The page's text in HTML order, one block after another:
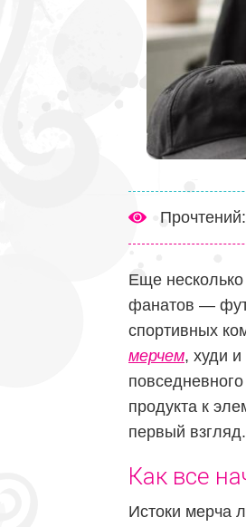
Еще
фанатов —
спортивных
мерчем, худи
продукта к
первый взгляд.
Как все
Истоки мерча